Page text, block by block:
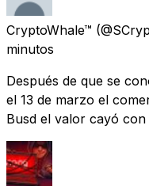
CryptoWhale™
minutos
Después de que se
el 13 de marzo el
Busd el valor cayó